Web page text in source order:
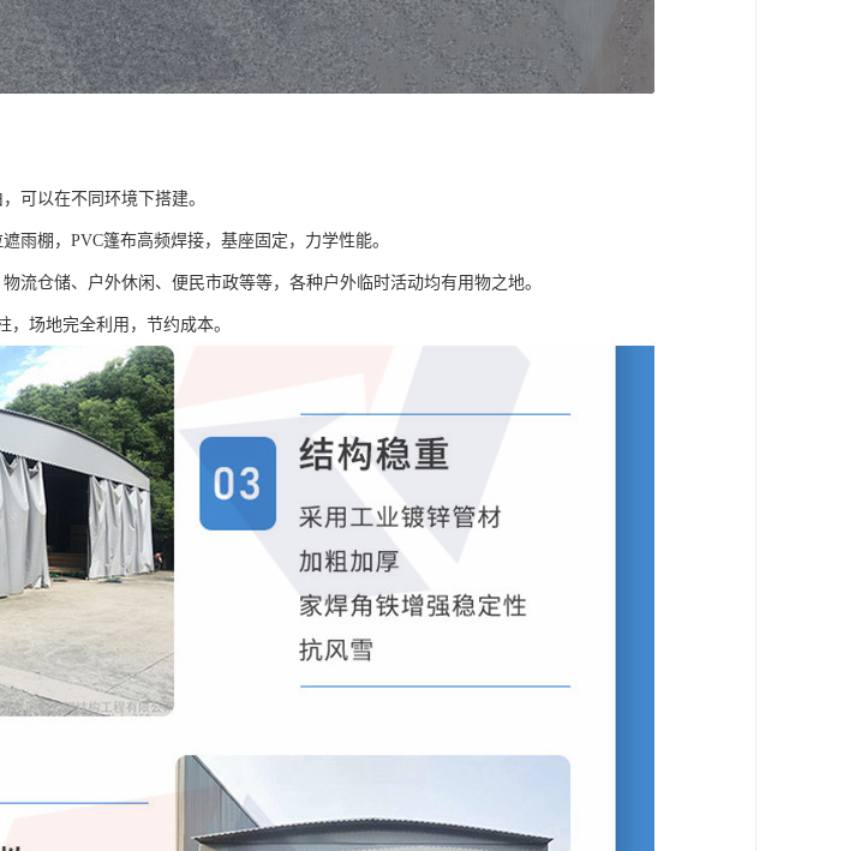
可以在不同环境下搭建。
雨棚，PVC篷布高频焊接，基座固定，力学性能。
流仓储、户外休闲、便民市政等等，各种户外临时活动均有用物之地。
场地完全利用，节约成本。